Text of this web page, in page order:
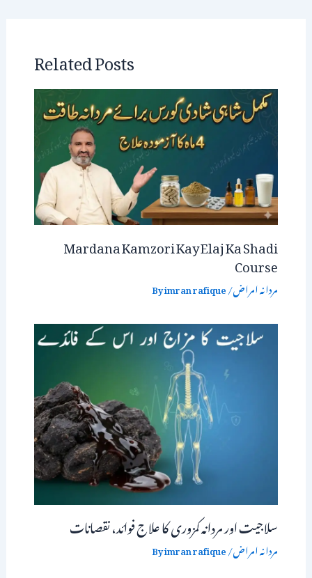
Related Posts
Mardana Kamzori Kay Elaj Ka Shadi
Course
مردانہ امراض/ By
imran rafique
سلاجیت اور مردانہ کمزوری کا علاج فوائد، نقصانات
مردانہ امراض/ By
imran rafique